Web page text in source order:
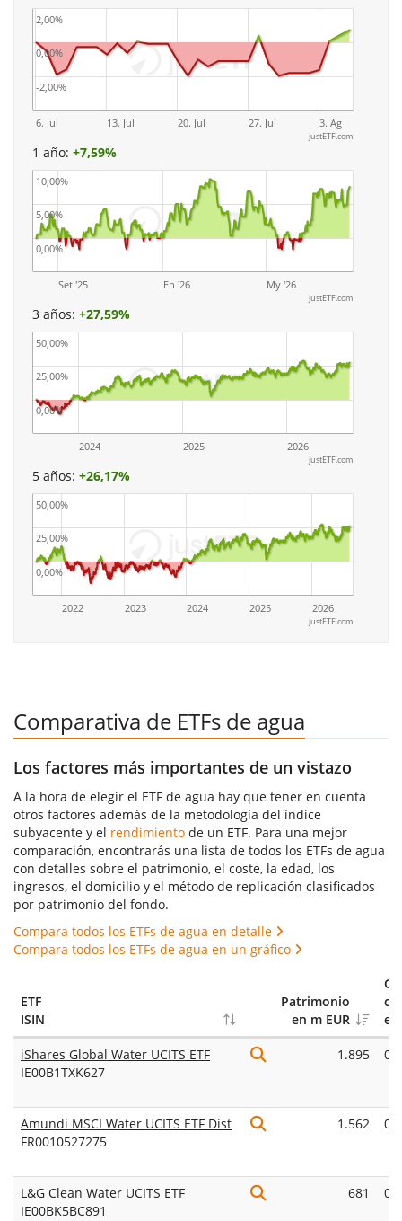
6. Jul 13. Jul 20. Jul 27. Jul 3. Ag
-2,00%
0,00%
2,00%
justETF.com
1 año: +7,59%
Set '25 En '26 My '26
0,00%
5,00%
10,00%
justETF.com
3 años: +27,59%
2024 2025 2026
0,00%
25,00%
50,00%
justETF.com
5 años: +26,17%
2022 2023 2024 2025 2026
0,00%
25,00%
50,00%
justETF.com
Comparativa de ETFs de agua
Los factores más importantes de un vistazo
A la hora de elegir el ETF de agua hay que tener en cuenta
otros factores además de la metodología del índice
subyacente y el rendimiento de un ETF. Para una mejor
comparación, encontrarás una lista de todos los ETFs de agua
con detalles sobre el patrimonio, el coste, la edad, los
ingresos, el domicilio y el método de replicación clasificados
por patrimonio del fondo.
Compara todos los ETFs de agua en detalle
Compara todos los ETFs de agua en un gráfico
ETF
ISIN
Patrimonio
en m EUR
en
iShares Global Water UCITS ETF
IE00B1TXK627
1.895
Amundi MSCI Water UCITS ETF Dist
FR0010527275
1.562
L&G Clean Water UCITS ETF
IE00BK5BC891
681